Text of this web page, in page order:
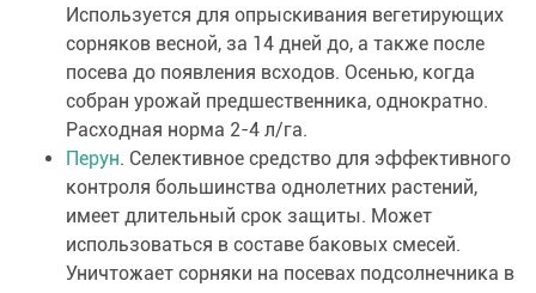
Используется для опрыскивания вегетирующих
сорняков весной, за 14 дней до, а также после
посева до появления всходов. Осенью, когда
собран урожай предшественника, однократно.
Расходная норма 2-4 л/га.
Перун. Селективное средство для эффективного
контроля большинства однолетних растений,
имеет длительный срок защиты. Может
использоваться в составе баковых смесей.
Уничтожает сорняки на посевах подсолнечника в